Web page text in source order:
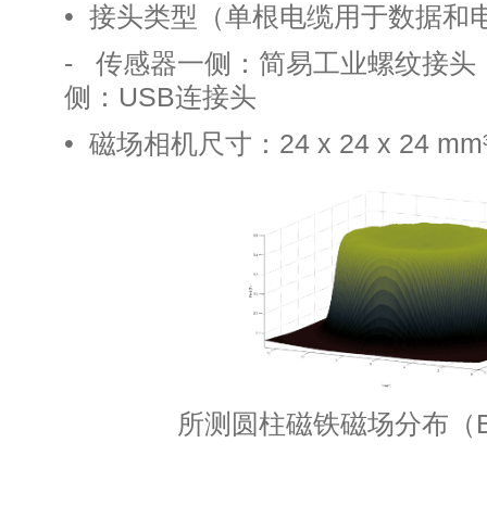
• 接头类型（单根电缆用于数据和
- 传感器一侧：简易工
侧：USB连接头
• 磁场相机尺寸：24 x 24 x 24
所测圆柱磁铁磁场分布